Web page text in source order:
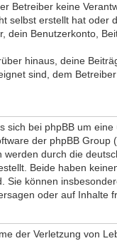
Betreiber keine
selbst erstellt hat oder
dein Benutzerkonto,
hinaus, deine
sind, dem
sich bei phpBB um
der phpBB Group
durch die
Beide haben
Sie können
oder auf Inhalte
der Verletzung von